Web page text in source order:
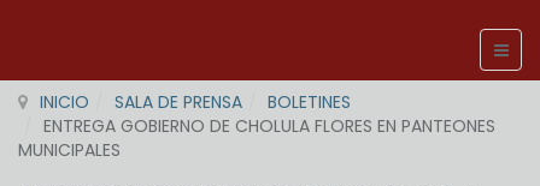
INICIO SALA DE PRENSA
BOLETINES
ENTREGA GOBIERNO DE CHOLULA FLORES EN PANTEONES
MUNICIPALES